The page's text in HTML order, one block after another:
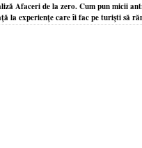
Afaceri de la zero. Cum pun micii
la experienţe care îi fac pe turişti să